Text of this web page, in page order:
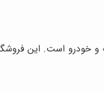
خودرو است. این